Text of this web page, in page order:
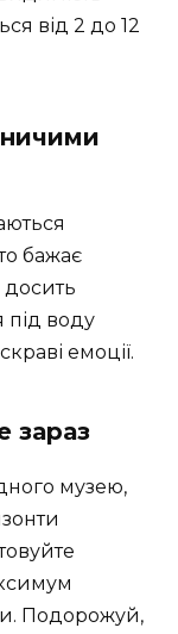
від 2 до 12
бажає
досить
під воду
емоції.
зараз
музею,
Подорожуй,